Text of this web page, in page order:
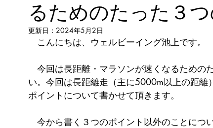
るためのたった３つ
更新日： 2024年5月2日
こんにちは、ウェルビーイング池上です。
今回は長距離・マラソンが速くなるための
い。今回は長距離走（主に5000m以上の距
ポイントについて書かせて頂きます。
今から書く３つのポイント以外のことにつ